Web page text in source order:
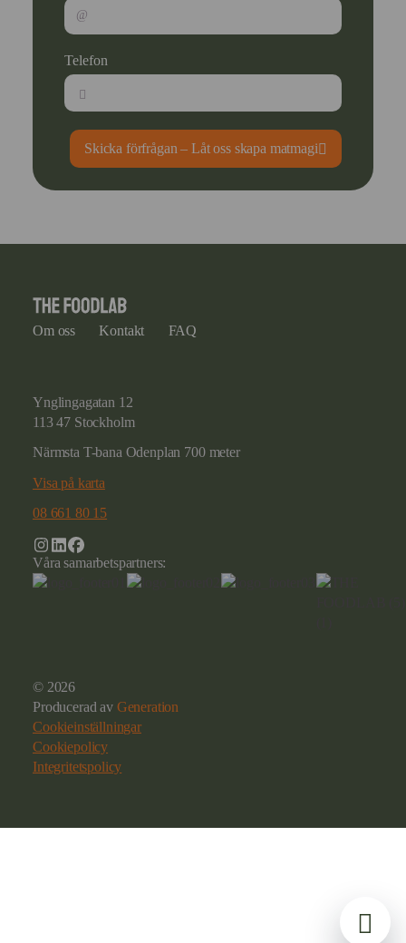
Telefon
Skicka förfrågan – Låt oss skapa matmagi
Om oss Kontakt FAQ
Ynglingagatan 12
113 47 Stockholm
Närmsta T-bana Odenplan 700 meter
Visa på karta
08 661 80 15
Våra samarbetspartners:
© 2026
Producerad av Generation
Cookieinställningar
Cookiepolicy
Integritetspolicy